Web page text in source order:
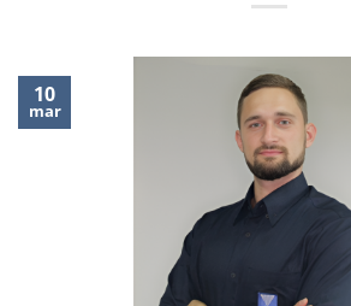
10
mar